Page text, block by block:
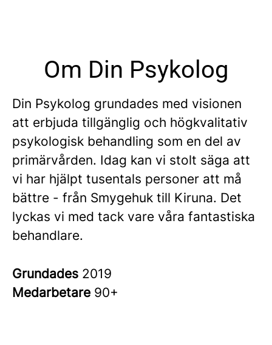
Om Din Psykolog
Din Psykolog grundades med visionen
att erbjuda tillgänglig och högkvalitativ
psykologisk behandling som en del av
primärvården. Idag kan vi stolt säga att
vi har hjälpt tusentals personer att må
bättre - från Smygehuk till Kiruna. Det
lyckas vi med tack vare våra fantastiska
behandlare.
Grundades 2019
Medarbetare 90+